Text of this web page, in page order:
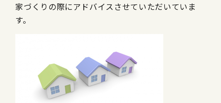
家づくりの際にアドバイスさせていただいていま
す。